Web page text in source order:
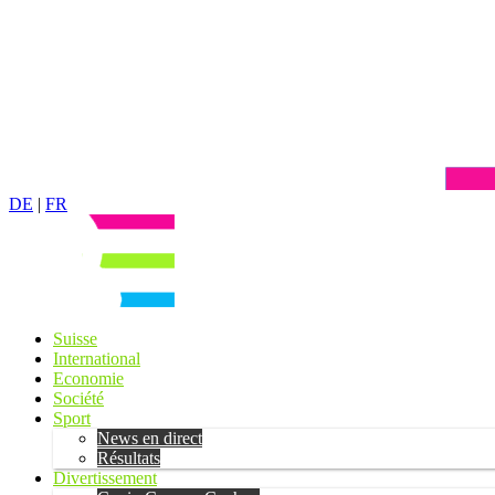
DE | FR
Suisse
International
Economie
Société
Sport
News en direct
Résultats
Divertissement